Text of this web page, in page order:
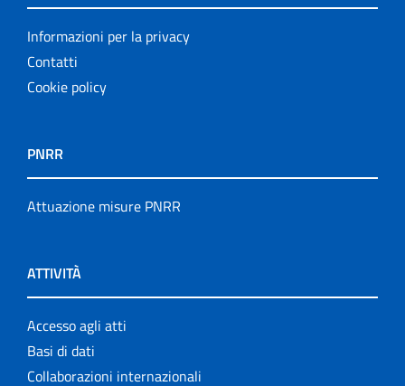
Informazioni per la privacy
Contatti
Cookie policy
PNRR
Attuazione misure PNRR
ATTIVITÀ
Accesso agli atti
Basi di dati
Collaborazioni internazionali